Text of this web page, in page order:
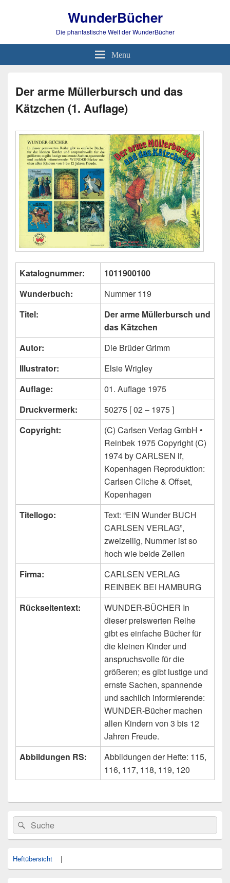
WunderBücher
Die phantastische Welt der WunderBücher
Menu
Der arme Müllerbursch und das
Kätzchen (1. Auflage)
Katalognummer:
1011900100
Wunderbuch:
Nummer 119
Titel:
Der arme Müllerbursch und
das Kätzchen
Autor:
Die Brüder Grimm
Illustrator:
Elsie Wrigley
Auflage:
01. Auflage 1975
Druckvermerk:
50275 [ 02 – 1975 ]
Copyright:
(C) Carlsen Verlag GmbH •
Reinbek 1975 Copyright (C)
1974 by CARLSEN if,
Kopenhagen Reproduktion:
Carlsen Cliche & Offset,
Kopenhagen
Titellogo:
Text: “EIN Wunder BUCH
CARLSEN VERLAG”,
zweizeilig, Nummer ist so
hoch wie beide Zeilen
Firma:
CARLSEN VERLAG
REINBEK BEI HAMBURG
Rückseitentext:
WUNDER-BÜCHER In
dieser preiswerten Reihe
gibt es einfache Bücher für
die kleinen Kinder und
anspruchsvolle für die
größeren; es gibt lustige und
ernste Sachen, spannende
und sachlich informierende:
WUNDER-Bücher machen
allen Kindern von 3 bis 12
Jahren Freude.
Abbildungen RS:
Abbildungen der Hefte: 115,
116, 117, 118, 119, 120
Primärer
Seitenleisten
Widget-
Bereich
Search
for:
Suche
Heftübersicht |